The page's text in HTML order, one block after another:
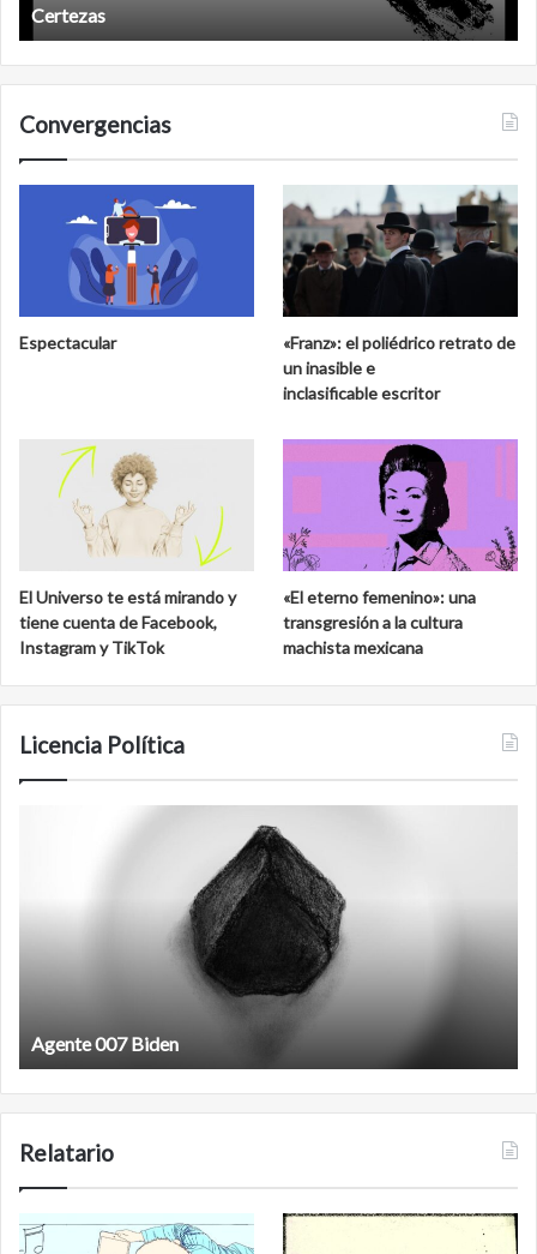
Años después
Convergencias
Espectacular
«Franz»: el poliédrico retrato de
un inasible e
inclasificable escritor
El Universo te está mirando y
tiene cuenta de Facebook,
Instagram y TikTok
«El eterno femenino»: una
transgresión a la cultura
machista mexicana
Licencia Política
Film antineoliberal
Relatario